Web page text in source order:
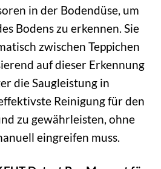
in der Bodendüse, um
Bodens zu erkennen. Sie
zwischen Teppichen
auf dieser Erkennung
die Saugleistung in
Reinigung für den
zu gewährleisten, ohne
eingreifen muss.